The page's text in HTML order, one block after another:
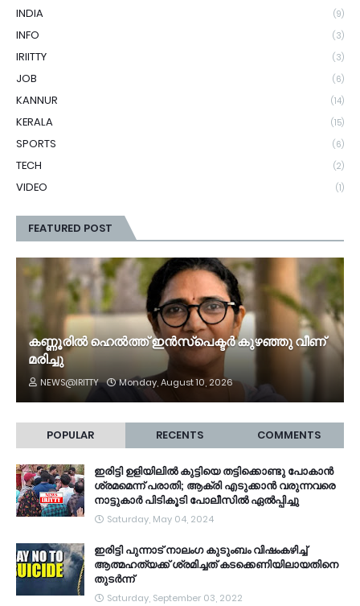
INDIA (9)
INFO (3)
IRIITTY (3)
JOB (6)
KANNUR (14)
KERALA (15)
SPORTS (6)
TECH (2)
VIDEO (1)
FEATURED POST
കണ്ണൂരിൽ ഹെൽത്ത്‌ ഇൻസ്‌പെക്ടർ കുഴഞ്ഞു വീണ്
മരിച്ചു
NEWS@IRITTY Monday, August 10, 2026
POPULAR RECENTS COMMENTS
ഇരിട്ടി ഉളിയിലിൽ കുട്ടിയെ തട്ടിക്കൊണ്ടു പോകാൻ
ശ്രമമെന്ന് പരാതി; ആക്രി എടുക്കാൻ വരുന്നവരെ
നാട്ടുകാർ പിടികൂടി പോലീസിൽ ഏൽപ്പിച്ചു
Saturday, May 04, 2024
ഇരിട്ടി പുന്നാട് നാലംഗ കുടുംബം വിഷംകഴിച്ച്‌
ആത്മഹത്യക്ക് ശ്രമിച്ചത് കടക്കെണിയിലായതിനെ
തുടർന്ന്
Saturday, September 03, 2022